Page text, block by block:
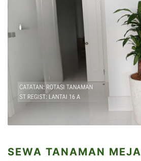
SEWA TANAMAN MEJA